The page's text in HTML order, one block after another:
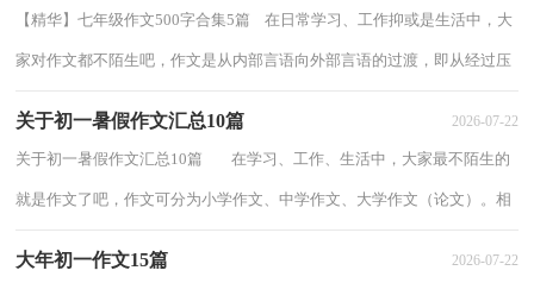
【精华】七年级作文500字合集5篇 在日常学习、工作抑或是生活中，大
家对作文都不陌生吧，作文是从内部言语向外部言语的过渡，即从经过压
关于初一暑假作文汇总10篇 2026-07-22
关于初一暑假作文汇总10篇 在学习、工作、生活中，大家最不陌生的
就是作文了吧，作文可分为小学作文、中学作文、大学作文（论文）。相
大年初一作文15篇 2026-07-22